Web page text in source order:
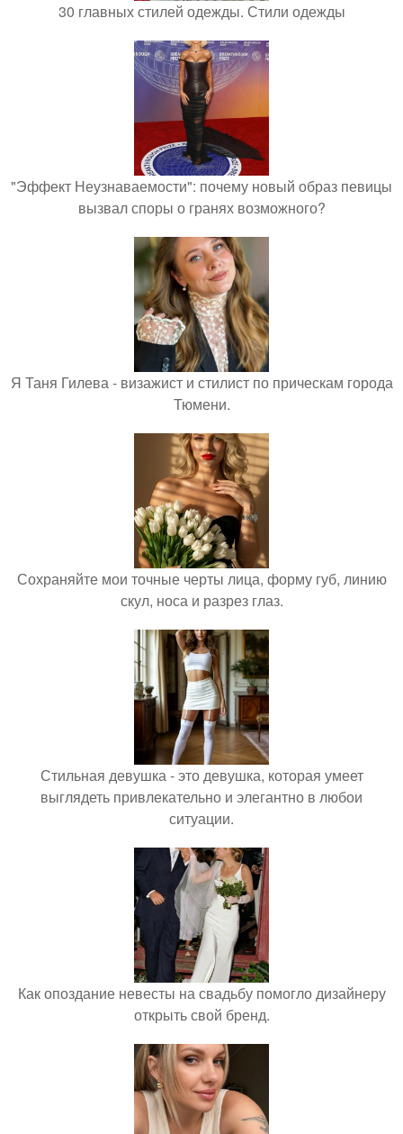
30 главных стилей одежды. Стили одежды
"Эффект Неузнаваемости": почему новый образ певицы
вызвал споры о гранях возможного?
Я Таня Гилева - визажист и стилист по прическам города
Тюмени.
Сохраняйте мои точные черты лица, форму губ, линию
скул, носа и разрез глаз.
Стильная девушка - это девушка, которая умеет
выглядеть привлекательно и элегантно в любои
ситуации.
Как опоздание невесты на свадьбу помогло дизайнеру
открыть свой бренд.